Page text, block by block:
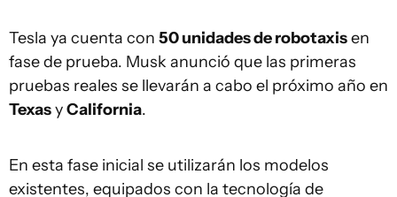
Tesla ya cuenta con 50 unidades de robotaxisen
fase de prueba. Musk anunció que las primeras
pruebas reales se llevarán a cabo el próximo año en
TexasyCalifornia.
En esta fase inicial se utilizarán los modelos
existentes, equipados con la tecnología de